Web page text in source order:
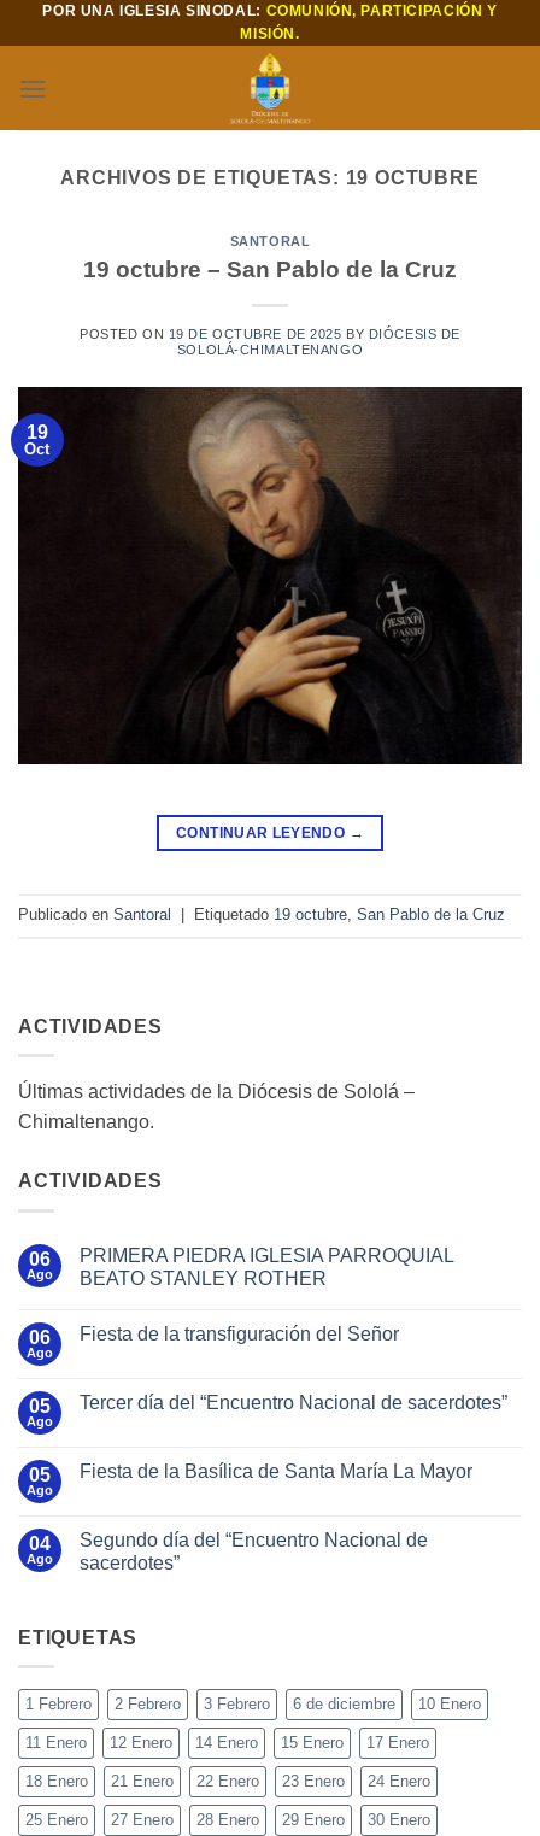
Saltar
al
POR UNA IGLESIA SINODAL: COMUNIÓN, PARTICIPACIÓN Y
MISIÓN.
ARCHIVOS DE ETIQUETAS: 19 OCTUBRE
SANTORAL
19 octubre – San Pablo de la Cruz
POSTED ON 19 DE OCTUBRE DE 2025 BY DIÓCESIS DE
SOLOLÁ-CHIMALTENANGO
19
Oct
CONTINUAR LEYENDO →
Publicado en Santoral Etiquetado 19 octubre, San Pablo de la Cruz
ACTIVIDADES
Últimas actividades de la Diócesis de Sololá –
Chimaltenango.
ACTIVIDADES
06
Ago
PRIMERA PIEDRA IGLESIA PARROQUIAL
BEATO STANLEY ROTHER
06
Ago
Fiesta de la transfiguración del Señor
05
Ago
Tercer día del “Encuentro Nacional de sacerdotes”
05
Ago
Fiesta de la Basílica de Santa María La Mayor
04
Ago
Segundo día del “Encuentro Nacional de
sacerdotes”
ETIQUETAS
1 Febrero 2 Febrero 3 Febrero 6 de diciembre 10 Enero
11 Enero 12 Enero 14 Enero 15 Enero 17 Enero
18 Enero 21 Enero 22 Enero 23 Enero 24 Enero
25 Enero 27 Enero 28 Enero 29 Enero 30 Enero